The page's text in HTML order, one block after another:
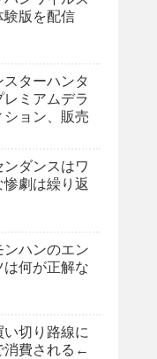
験版を配信
スターハンタ
ミアムデラ
ション、販売
ダンスはワ
劇は繰り返
ンハンのエン
は何が正解な
い切り路線に
消費される←